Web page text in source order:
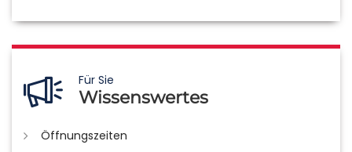
Für Sie
Wissenswertes
Öffnungszeiten